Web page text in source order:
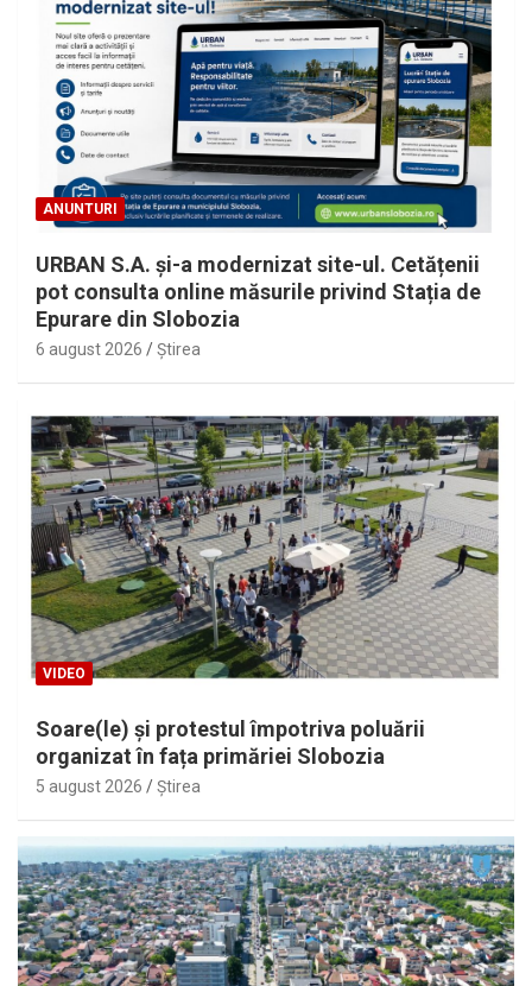
ANUNTURI
URBAN S.A. și-a modernizat site-ul. Cetățenii
pot consulta online măsurile privind Stația de
Epurare din Slobozia
6 august 2026 Ştirea
VIDEO
Soare(le) și protestul împotriva poluării
organizat în fața primăriei Slobozia
5 august 2026 Ştirea